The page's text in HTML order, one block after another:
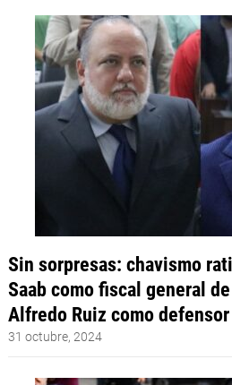
Sin sorpresas: chavismo
Saab como fiscal general
Alfredo Ruiz como
31 octubre, 2024